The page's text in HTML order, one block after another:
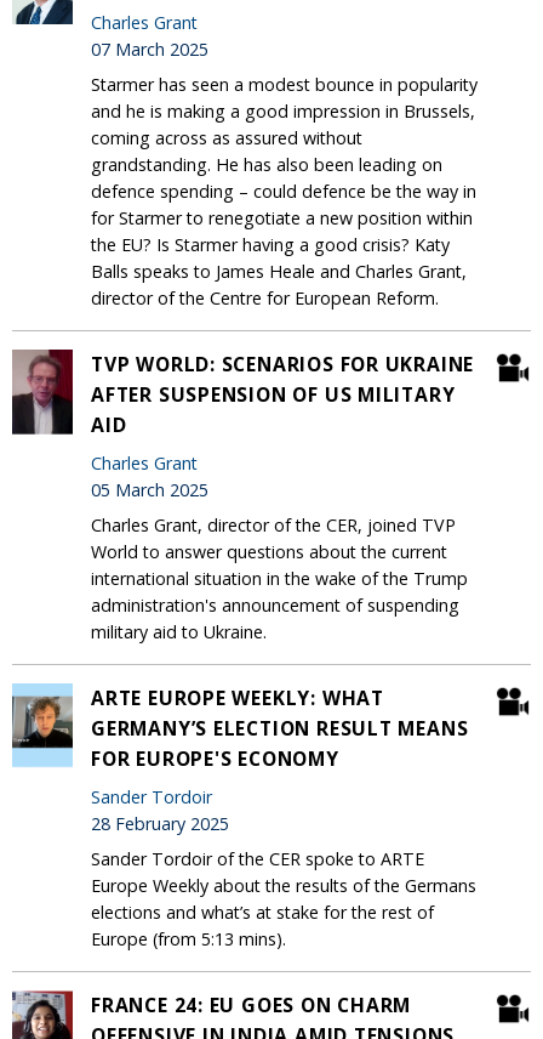
Charles Grant
07 March 2025
Starmer has seen a modest bounce in popularity
and he is making a good impression in Brussels,
coming across as assured without
grandstanding. He has also been leading on
defence spending – could defence be the way in
for Starmer to renegotiate a new position within
the EU? Is Starmer having a good crisis? Katy
Balls speaks to James Heale and Charles Grant,
director of the Centre for European Reform.
TVP WORLD: SCENARIOS FOR UKRAINE
AFTER SUSPENSION OF US MILITARY
AID
Charles Grant
05 March 2025
Charles Grant, director of the CER, joined TVP
World to answer questions about the current
international situation in the wake of the Trump
administration's announcement of suspending
military aid to Ukraine.
ARTE EUROPE WEEKLY: WHAT
GERMANY’S ELECTION RESULT MEANS
FOR EUROPE'S ECONOMY
Sander Tordoir
28 February 2025
Sander Tordoir of the CER spoke to ARTE
Europe Weekly about the results of the Germans
elections and what’s at stake for the rest of
Europe (from 5:13 mins).
FRANCE 24: EU GOES ON CHARM